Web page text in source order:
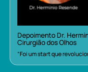
Depoimento Dr.
Cirurgião dos Olhos
“Foi um start que